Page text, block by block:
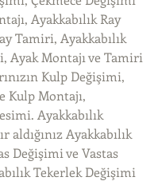
Ayakkabılık Ray
Tamiri, Ayakkabılık
Ayak Montajı ve Tamiri
Kulp Değişimi,
Kulp Montajı,
Ayakkabılık
aldığınız Ayakkabılık
Değişimi ve Vastas
Tekerlek Değişimi